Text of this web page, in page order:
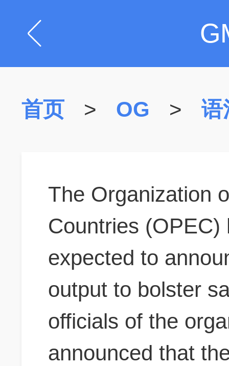
首页 > OG > 语
The Organization
Countries (OPEC)
expected to
output to bolster
officials of the
announced that